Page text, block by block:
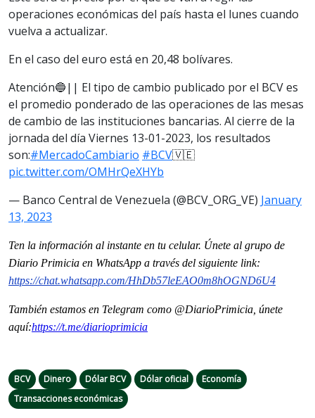
operaciones económicas del país hasta el lunes cuando
vuelva a actualizar.
En el caso del euro está en 20,48 bolívares.
Atención🔵|| El tipo de cambio publicado por el BCV es
el promedio ponderado de las operaciones de las mesas
de cambio de las instituciones bancarias. Al cierre de la
jornada del día Viernes 13-01-2023, los resultados
son:#MercadoCambiario #BCV🇻🇪
pic.twitter.com/OMHrQeXHYb
— Banco Central de Venezuela (@BCV_ORG_VE) January
13, 2023
Ten la información al instante en tu celular. Únete al grupo de
Diario Primicia en WhatsApp a través del siguiente link:
https://chat.whatsapp.com/HhDb57leEAO0m8hOGND6U4
También estamos en Telegram como @DiarioPrimicia, únete
aquí:https://t.me/diarioprimicia
BCV Dinero Dólar BCV Dólar oficial
Economía
Transacciones económicas